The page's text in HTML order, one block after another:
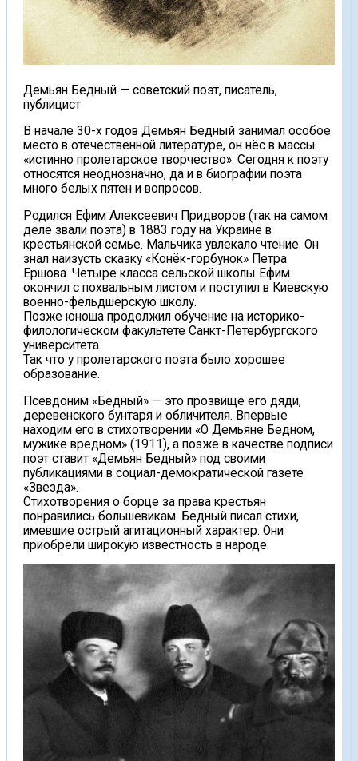
Демьян Бедный — советский поэт, писатель,
публицист
В начале 30-х годов Демьян Бедный занимал особое
место в отечественной литературе, он нёс в массы
«истинно пролетарское творчество». Сегодня к поэту
относятся неоднозначно, да и в биографии поэта
много белых пятен и вопросов.
Родился Ефим Алексеевич Придворов (так на самом
деле звали поэта) в 1883 году на Украине в
крестьянской семье. Мальчика увлекало чтение. Он
знал наизусть сказку «Конёк-горбунок» Петра
Ершова. Четыре класса сельской школы Ефим
окончил с похвальным листом и поступил в Киевскую
военно-фельдшерскую школу.
Позже юноша продолжил обучение на историко-
филологическом факультете Санкт-Петербургского
университета.
Так что у пролетарского поэта было хорошее
образование.
Псевдоним «Бедный» — это прозвище его дяди,
деревенского бунтаря и обличителя. Впервые
находим его в стихотворении «О Демьяне Бедном,
мужике вредном» (1911), а позже в качестве подписи
поэт ставит «Демьян Бедный» под своими
публикациями в социал-демократической газете
«Звезда».
Стихотворения о борце за права крестьян
понравились большевикам. Бедный писал стихи,
имевшие острый агитационный характер. Они
приобрели широкую известность в народе.